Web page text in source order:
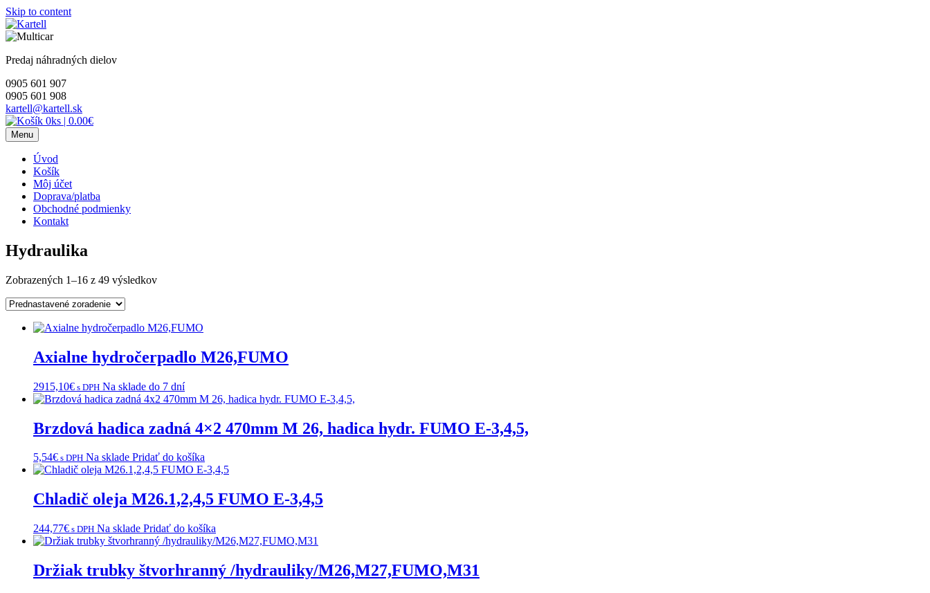
Skip to content
Predaj náhradných dielov
0905 601 907
0905 601 908
kartell@kartell.sk
0ks | 0.00€
Menu
Úvod
Košík
Môj účet
Doprava/platba
Obchodné podmienky
Kontakt
Hydraulika
Zobrazených 1–16 z 49 výsledkov
Axialne hydročerpadlo M26,FUMO
2915,10€ s DPH Na sklade do 7 dní
Brzdová hadica zadná 4×2 470mm M 26, hadica hydr. FUMO E-3,4,5,
5,54€ s DPH Na sklade Pridať do košíka
Chladič oleja M26.1,2,4,5 FUMO E-3,4,5
244,77€ s DPH Na sklade Pridať do košíka
Držiak trubky štvorhranný /hydrauliky/M26,M27,FUMO,M31